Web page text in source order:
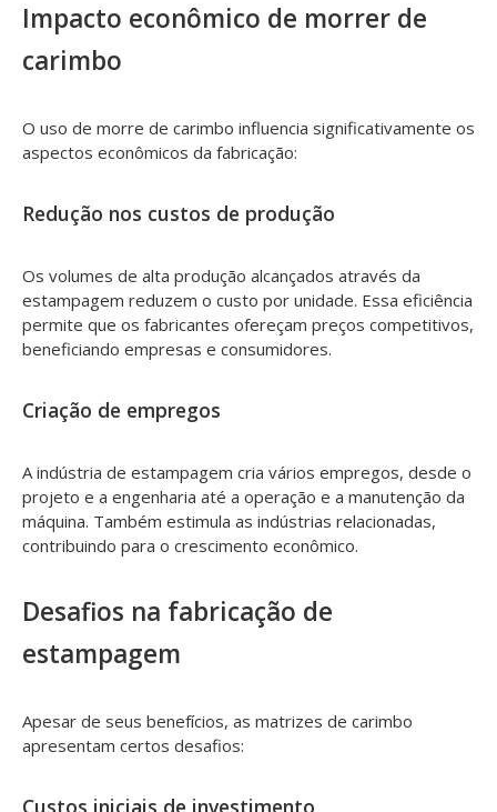
Impacto econômico de morrer de
carimbo
O uso de morre de carimbo influencia significativamente os
aspectos econômicos da fabricação:
Redução nos custos de produção
Os volumes de alta produção alcançados através da
estampagem reduzem o custo por unidade. Essa eficiência
permite que os fabricantes ofereçam preços competitivos,
beneficiando empresas e consumidores.
Criação de empregos
A indústria de estampagem cria vários empregos, desde o
projeto e a engenharia até a operação e a manutenção da
máquina. Também estimula as indústrias relacionadas,
contribuindo para o crescimento econômico.
Desafios na fabricação de
estampagem
Apesar de seus benefícios, as matrizes de carimbo
apresentam certos desafios:
Custos iniciais de investimento